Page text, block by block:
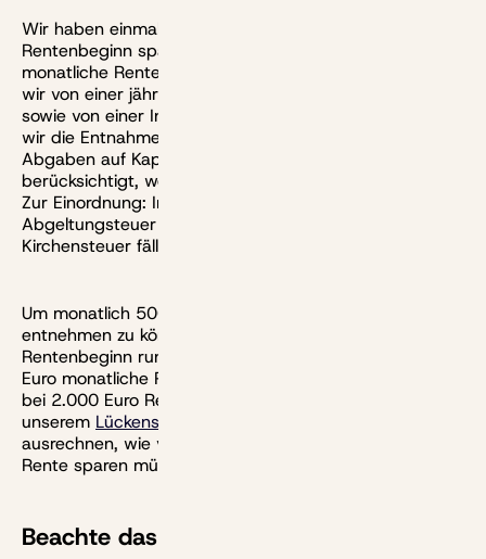
Wir haben einmal modelliert, wie viel du bis zum
Rentenbeginn sparen müsstest, um dir so eine ewige
monatliche Rente auszahlen zu können. Dabei gehen
wir von einer jährlichen Rendite von sechs Prozent aus,
sowie von einer Inflationsrate von zwei Prozent, um die
wir die Entnahmen jährlich steigern. Steuern und
Abgaben auf Kapitalerträge haben wir nicht
berücksichtigt, weil sie sich kaum antizipieren lassen.
Zur Einordnung: Im Moment werden 25 Prozent
Abgeltungsteuer plus Solidaritätszuschlag und
Kirchensteuer fällig.
Um monatlich 500 Euro Rente aus Kapitalerträgen
entnehmen zu können, brauchen Ruheständler zum
Rentenbeginn rund 155.000 Euro Vermögen. Für 1.000
Euro monatliche Rente wären es etwa 310.000 Euro,
bei 2.000 Euro Rente schon 620.000 Euro. Mit
unserem Lückenschlussrechner
ausrechnen, wie viel du im Einzelfall für eine ewige
Rente sparen müsstest.
Beachte das Reihenfolge-Risiko